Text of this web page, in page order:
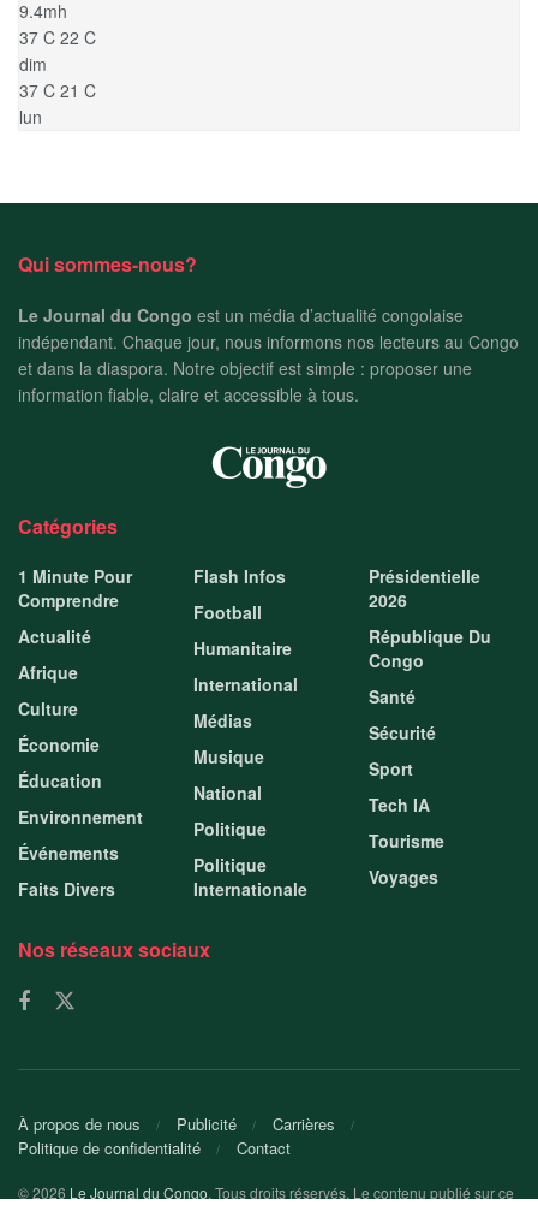
9.4mh
37 C 22 C
dim
37 C 21 C
lun
Qui sommes-nous?
Le Journal du Congo est un média d’actualité congolaise
indépendant. Chaque jour, nous informons nos lecteurs au Congo
et dans la diaspora. Notre objectif est simple : proposer une
information fiable, claire et accessible à tous.
Catégories
1 Minute Pour
Comprendre
Actualité
Afrique
Culture
Économie
Éducation
Environnement
Événements
Faits Divers
Flash Infos
Football
Humanitaire
International
Médias
Musique
National
Politique
Politique
Internationale
Présidentielle
2026
République Du
Congo
Santé
Sécurité
Sport
Tech IA
Tourisme
Voyages
Nos réseaux sociaux
À propos de nous Publicité
Carrières
Politique de confidentialité
Contact
© 2026 Le Journal du Congo. Tous droits réservés. Le contenu publié sur ce